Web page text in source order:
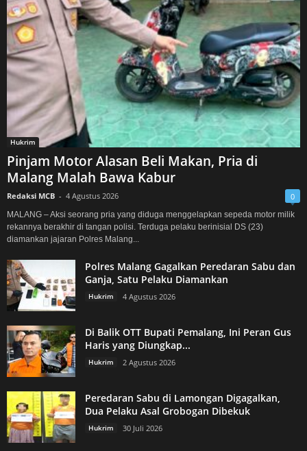
Hukrim
Pinjam Motor Alasan Beli Makan, Pria di
Malang Malah Bawa Kabur
Redaksi MCB - 4 Agustus 2026 0
MALANG – Aksi seorang pria yang diduga menggelapkan sepeda motor milik
rekannya berakhir di tangan polisi. Terduga pelaku berinisial DS (23)
diamankan jajaran Polres Malang...
Polres Malang Gagalkan Peredaran Sabu dan
Ganja, Satu Pelaku Diamankan
Hukrim 4 Agustus 2026
Di Balik OTT Bupati Pemalang, Ini Peran Gus
Haris yang Diungkap...
Hukrim 2 Agustus 2026
Peredaran Sabu di Lamongan Digagalkan,
Dua Pelaku Asal Grobogan Dibekuk
Hukrim 30 Juli 2026